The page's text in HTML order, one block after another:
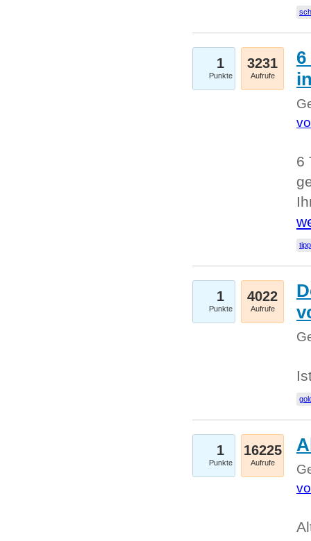
1
Punkte
3231
Aufrufe
6
1
Punkte
4022
Aufrufe
1
Punkte
16225
Aufrufe